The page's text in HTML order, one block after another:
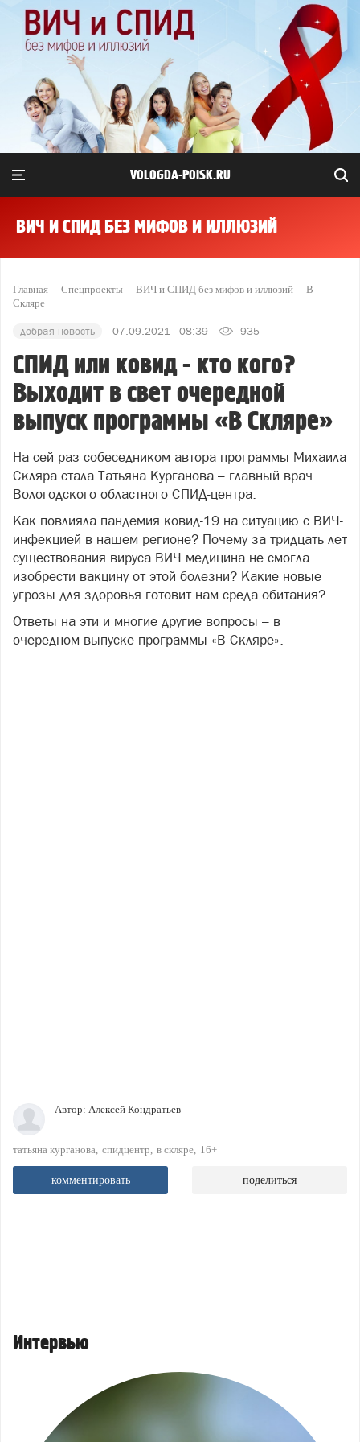
VOLOGDA-POISK.RU
ВИЧ И СПИД БЕЗ МИФОВ И ИЛЛЮЗИЙ
Главная Спецпроекты ВИЧ и СПИД без мифов и иллюзий
В
Скляре
добрая новость 07.09.2021 - 08:39 935
СПИД или ковид - кто кого?
Выходит в свет очередной
выпуск программы «В Скляре»
На сей раз собеседником автора программы Михаила
Скляра стала Татьяна Курганова – главный врач
Вологодского областного СПИД-центра.
Как повлияла пандемия ковид-19 на ситуацию с ВИЧ-
инфекцией в нашем регионе? Почему за тридцать лет
существования вируса ВИЧ медицина не смогла
изобрести вакцину от этой болезни? Какие новые
угрозы для здоровья готовит нам среда обитания?
Ответы на эти и многие другие вопросы – в
очередном выпуске программы «В Скляре».
Автор: Алексей Кондратьев
татьяна курганова спидцентр в скляре 16+
комментировать поделиться
Интервью